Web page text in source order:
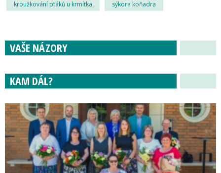
kroužkování ptáků u krmítka sýkora koňadra
VAŠE NÁZORY
KAM DÁL?